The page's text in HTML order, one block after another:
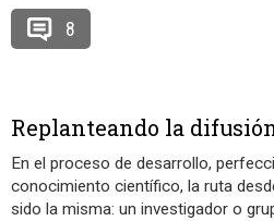
8
Replanteando la
En el proceso de desarrollo,
conocimiento científico, la ruta
sido la misma: un investigador o